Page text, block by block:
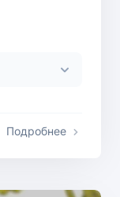
Подробнее